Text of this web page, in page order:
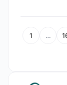
1 …